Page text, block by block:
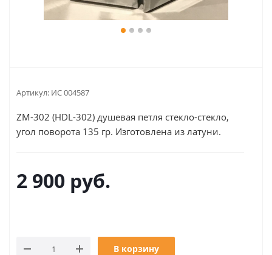
Артикул: ИС 004587
ZM-302 (HDL-302) душевая петля стекло-стекло,
угол поворота 135 гр. Изготовлена из латуни.
2 900 руб.
В корзину